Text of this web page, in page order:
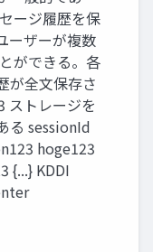
ージ履歴を保
ーザーが複数
ができる。各
が全文保存さ
ストレージを
る sessionId
hoge123
{...} KDDI